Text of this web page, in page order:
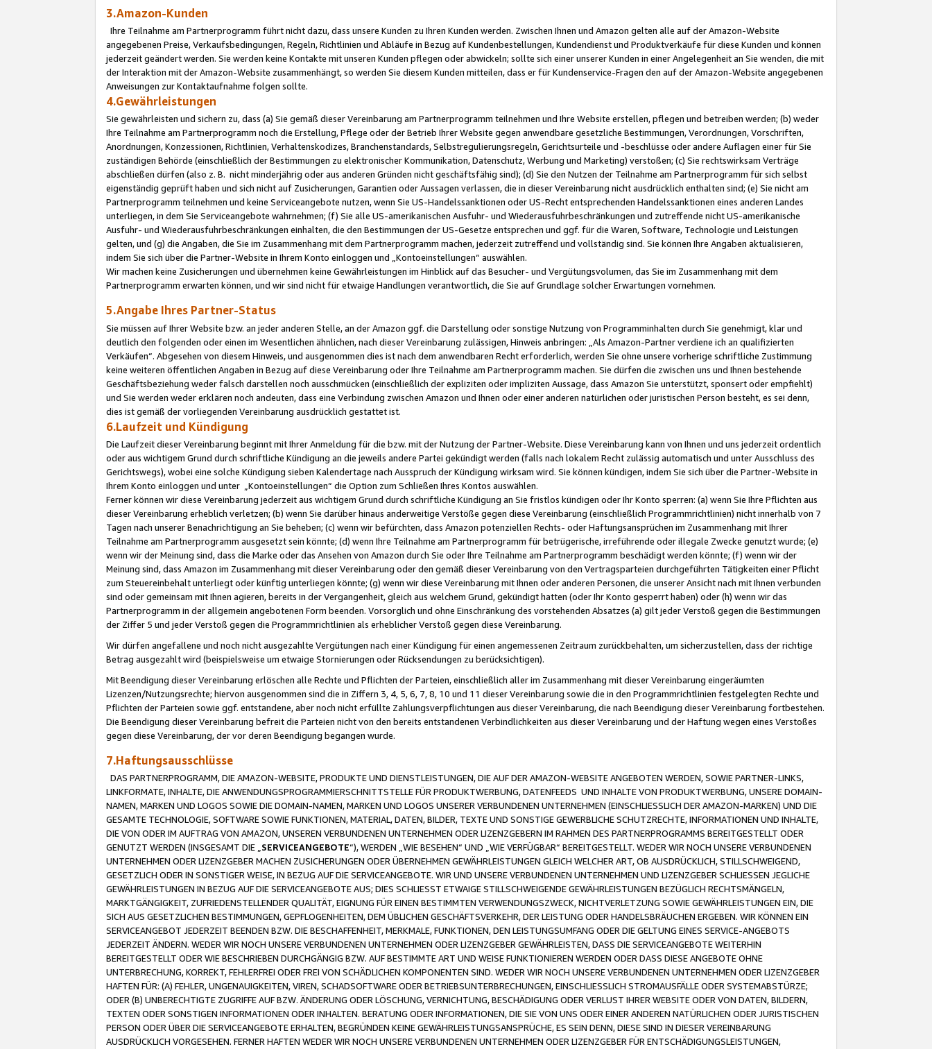
3.Amazon-Kunden
Ihre Teilnahme am Partnerprogramm führt nicht dazu, dass unsere Kunden zu Ihren Kunden werden. Zwischen Ihnen und Amazon gelten alle auf der Amazon-Website
angegebenen Preise, Verkaufsbedingungen, Regeln, Richtlinien und Abläufe in Bezug auf Kundenbestellungen, Kundendienst und Produktverkäufe für diese Kunden und können
jederzeit geändert werden. Sie werden keine Kontakte mit unseren Kunden pflegen oder abwickeln; sollte sich einer unserer Kunden in einer Angelegenheit an Sie wenden, die mit
der Interaktion mit der Amazon-Website zusammenhängt, so werden Sie diesem Kunden mitteilen, dass er für Kundenservice-Fragen den auf der Amazon-Website angegebenen
Anweisungen zur Kontaktaufnahme folgen sollte.
4.Gewährleistungen
Sie gewährleisten und sichern zu, dass (a) Sie gemäß dieser Vereinbarung am Partnerprogramm teilnehmen und Ihre Website erstellen, pflegen und betreiben werden; (b) weder
Ihre Teilnahme am Partnerprogramm noch die Erstellung, Pflege oder der Betrieb Ihrer Website gegen anwendbare gesetzliche Bestimmungen, Verordnungen, Vorschriften,
Anordnungen, Konzessionen, Richtlinien, Verhaltenskodizes, Branchenstandards, Selbstregulierungsregeln, Gerichtsurteile und -beschlüsse oder andere Auflagen einer für Sie
zuständigen Behörde (einschließlich der Bestimmungen zu elektronischer Kommunikation, Datenschutz, Werbung und Marketing) verstoßen; (c) Sie rechtswirksam Verträge
abschließen dürfen (also z. B. nicht minderjährig oder aus anderen Gründen nicht geschäftsfähig sind); (d) Sie den Nutzen der Teilnahme am Partnerprogramm für sich selbst
eigenständig geprüft haben und sich nicht auf Zusicherungen, Garantien oder Aussagen verlassen, die in dieser Vereinbarung nicht ausdrücklich enthalten sind; (e) Sie nicht am
Partnerprogramm teilnehmen und keine Serviceangebote nutzen, wenn Sie US-Handelssanktionen oder US-Recht entsprechenden Handelssanktionen eines anderen Landes
unterliegen, in dem Sie Serviceangebote wahrnehmen; (f) Sie alle US-amerikanischen Ausfuhr- und Wiederausfuhrbeschränkungen und zutreffende nicht US-amerikanische
Ausfuhr- und Wiederausfuhrbeschränkungen einhalten, die den Bestimmungen der US-Gesetze entsprechen und ggf. für die Waren, Software, Technologie und Leistungen
gelten, und (g) die Angaben, die Sie im Zusammenhang mit dem Partnerprogramm machen, jederzeit zutreffend und vollständig sind. Sie können Ihre Angaben aktualisieren,
indem Sie sich über die Partner-Website in Ihrem Konto einloggen und „Kontoeinstellungen“ auswählen.
Wir machen keine Zusicherungen und übernehmen keine Gewährleistungen im Hinblick auf das Besucher- und Vergütungsvolumen, das Sie im Zusammenhang mit dem
Partnerprogramm erwarten können, und wir sind nicht für etwaige Handlungen verantwortlich, die Sie auf Grundlage solcher Erwartungen vornehmen.
5.Angabe Ihres Partner-Status
Sie müssen auf Ihrer Website bzw. an jeder anderen Stelle, an der Amazon ggf. die Darstellung oder sonstige Nutzung von Programminhalten durch Sie genehmigt, klar und
deutlich den folgenden oder einen im Wesentlichen ähnlichen, nach dieser Vereinbarung zulässigen, Hinweis anbringen: „Als Amazon-Partner verdiene ich an qualifizierten
Verkäufen“. Abgesehen von diesem Hinweis, und ausgenommen dies ist nach dem anwendbaren Recht erforderlich, werden Sie ohne unsere vorherige schriftliche Zustimmung
keine weiteren öffentlichen Angaben in Bezug auf diese Vereinbarung oder Ihre Teilnahme am Partnerprogramm machen. Sie dürfen die zwischen uns und Ihnen bestehende
Geschäftsbeziehung weder falsch darstellen noch ausschmücken (einschließlich der expliziten oder impliziten Aussage, dass Amazon Sie unterstützt, sponsert oder empfiehlt)
und Sie werden weder erklären noch andeuten, dass eine Verbindung zwischen Amazon und Ihnen oder einer anderen natürlichen oder juristischen Person besteht, es sei denn,
dies ist gemäß der vorliegenden Vereinbarung ausdrücklich gestattet ist.
6.Laufzeit und Kündigung
Die Laufzeit dieser Vereinbarung beginnt mit Ihrer Anmeldung für die bzw. mit der Nutzung der Partner-Website. Diese Vereinbarung kann von Ihnen und uns jederzeit ordentlich
oder aus wichtigem Grund durch schriftliche Kündigung an die jeweils andere Partei gekündigt werden (falls nach lokalem Recht zulässig automatisch und unter Ausschluss des
Gerichtswegs), wobei eine solche Kündigung sieben Kalendertage nach Ausspruch der Kündigung wirksam wird. Sie können kündigen, indem Sie sich über die Partner-Website in
Ihrem Konto einloggen und unter „Kontoeinstellungen“ die Option zum Schließen Ihres Kontos auswählen.
Ferner können wir diese Vereinbarung jederzeit aus wichtigem Grund durch schriftliche Kündigung an Sie fristlos kündigen oder Ihr Konto sperren: (a) wenn Sie Ihre Pflichten aus
dieser Vereinbarung erheblich verletzen; (b) wenn Sie darüber hinaus anderweitige Verstöße gegen diese Vereinbarung (einschließlich Programmrichtlinien) nicht innerhalb von 7
Tagen nach unserer Benachrichtigung an Sie beheben; (c) wenn wir befürchten, dass Amazon potenziellen Rechts- oder Haftungsansprüchen im Zusammenhang mit Ihrer
Teilnahme am Partnerprogramm ausgesetzt sein könnte; (d) wenn Ihre Teilnahme am Partnerprogramm für betrügerische, irreführende oder illegale Zwecke genutzt wurde; (e)
wenn wir der Meinung sind, dass die Marke oder das Ansehen von Amazon durch Sie oder Ihre Teilnahme am Partnerprogramm beschädigt werden könnte; (f) wenn wir der
Meinung sind, dass Amazon im Zusammenhang mit dieser Vereinbarung oder den gemäß dieser Vereinbarung von den Vertragsparteien durchgeführten Tätigkeiten einer Pflicht
zum Steuereinbehalt unterliegt oder künftig unterliegen könnte; (g) wenn wir diese Vereinbarung mit Ihnen oder anderen Personen, die unserer Ansicht nach mit Ihnen verbunden
sind oder gemeinsam mit Ihnen agieren, bereits in der Vergangenheit, gleich aus welchem Grund, gekündigt hatten (oder Ihr Konto gesperrt haben) oder (h) wenn wir das
Partnerprogramm in der allgemein angebotenen Form beenden. Vorsorglich und ohne Einschränkung des vorstehenden Absatzes (a) gilt jeder Verstoß gegen die Bestimmungen
der Ziffer 5 und jeder Verstoß gegen die Programmrichtlinien als erheblicher Verstoß gegen diese Vereinbarung.
Wir dürfen angefallene und noch nicht ausgezahlte Vergütungen nach einer Kündigung für einen angemessenen Zeitraum zurückbehalten, um sicherzustellen, dass der richtige
Betrag ausgezahlt wird (beispielsweise um etwaige Stornierungen oder Rücksendungen zu berücksichtigen).
Mit Beendigung dieser Vereinbarung erlöschen alle Rechte und Pflichten der Parteien, einschließlich aller im Zusammenhang mit dieser Vereinbarung eingeräumten
Lizenzen/Nutzungsrechte; hiervon ausgenommen sind die in Ziffern 3, 4, 5, 6, 7, 8, 10 und 11 dieser Vereinbarung sowie die in den Programmrichtlinien festgelegten Rechte und
Pflichten der Parteien sowie ggf. entstandene, aber noch nicht erfüllte Zahlungsverpflichtungen aus dieser Vereinbarung, die nach Beendigung dieser Vereinbarung fortbestehen.
Die Beendigung dieser Vereinbarung befreit die Parteien nicht von den bereits entstandenen Verbindlichkeiten aus dieser Vereinbarung und der Haftung wegen eines Verstoßes
gegen diese Vereinbarung, der vor deren Beendigung begangen wurde.
7.Haftungsausschlüsse
DAS PARTNERPROGRAMM, DIE AMAZON-WEBSITE, PRODUKTE UND DIENSTLEISTUNGEN, DIE AUF DER AMAZON-WEBSITE ANGEBOTEN WERDEN, SOWIE PARTNER-LINKS,
LINKFORMATE, INHALTE, DIE ANWENDUNGSPROGRAMMIERSCHNITTSTELLE FÜR PRODUKTWERBUNG, DATENFEEDS UND INHALTE VON PRODUKTWERBUNG, UNSERE DOMAIN-
NAMEN, MARKEN UND LOGOS SOWIE DIE DOMAIN-NAMEN, MARKEN UND LOGOS UNSERER VERBUNDENEN UNTERNEHMEN (EINSCHLIESSLICH DER AMAZON-MARKEN) UND DIE
GESAMTE TECHNOLOGIE, SOFTWARE SOWIE FUNKTIONEN, MATERIAL, DATEN, BILDER, TEXTE UND SONSTIGE GEWERBLICHE SCHUTZRECHTE, INFORMATIONEN UND INHALTE,
DIE VON ODER IM AUFTRAG VON AMAZON, UNSEREN VERBUNDENEN UNTERNEHMEN ODER LIZENZGEBERN IM RAHMEN DES PARTNERPROGRAMMS BEREITGESTELLT ODER
GENUTZT WERDEN (INSGESAMT DIE „ SERVICEANGEBOTE“), WERDEN „WIE BESEHEN“ UND „WIE VERFÜGBAR“ BEREITGESTELLT. WEDER WIR NOCH UNSERE VERBUNDENEN
UNTERNEHMEN ODER LIZENZGEBER MACHEN ZUSICHERUNGEN ODER ÜBERNEHMEN GEWÄHRLEISTUNGEN GLEICH WELCHER ART, OB AUSDRÜCKLICH, STILLSCHWEIGEND,
GESETZLICH ODER IN SONSTIGER WEISE, IN BEZUG AUF DIE SERVICEANGEBOTE. WIR UND UNSERE VERBUNDENEN UNTERNEHMEN UND LIZENZGEBER SCHLIESSEN JEGLICHE
GEWÄHRLEISTUNGEN IN BEZUG AUF DIE SERVICEANGEBOTE AUS; DIES SCHLIESST ETWAIGE STILLSCHWEIGENDE GEWÄHRLEISTUNGEN BEZÜGLICH RECHTSMÄNGELN,
MARKTGÄNGIGKEIT, ZUFRIEDENSTELLENDER QUALITÄT, EIGNUNG FÜR EINEN BESTIMMTEN VERWENDUNGSZWECK, NICHTVERLETZUNG SOWIE GEWÄHRLEISTUNGEN EIN, DIE
SICH AUS GESETZLICHEN BESTIMMUNGEN, GEPFLOGENHEITEN, DEM ÜBLICHEN GESCHÄFTSVERKEHR, DER LEISTUNG ODER HANDELSBRÄUCHEN ERGEBEN. WIR KÖNNEN EIN
SERVICEANGEBOT JEDERZEIT BEENDEN BZW. DIE BESCHAFFENHEIT, MERKMALE, FUNKTIONEN, DEN LEISTUNGSUMFANG ODER DIE GELTUNG EINES SERVICE-ANGEBOTS
JEDERZEIT ÄNDERN. WEDER WIR NOCH UNSERE VERBUNDENEN UNTERNEHMEN ODER LIZENZGEBER GEWÄHRLEISTEN, DASS DIE SERVICEANGEBOTE WEITERHIN
BEREITGESTELLT ODER WIE BESCHRIEBEN DURCHGÄNGIG BZW. AUF BESTIMMTE ART UND WEISE FUNKTIONIEREN WERDEN ODER DASS DIESE ANGEBOTE OHNE
UNTERBRECHUNG, KORREKT, FEHLERFREI ODER FREI VON SCHÄDLICHEN KOMPONENTEN SIND. WEDER WIR NOCH UNSERE VERBUNDENEN UNTERNEHMEN ODER LIZENZGEBER
HAFTEN FÜR: (A) FEHLER, UNGENAUIGKEITEN, VIREN, SCHADSOFTWARE ODER BETRIEBSUNTERBRECHUNGEN, EINSCHLIESSLICH STROMAUSFÄLLE ODER SYSTEMABSTÜRZE;
ODER (B) UNBERECHTIGTE ZUGRIFFE AUF BZW. ÄNDERUNG ODER LÖSCHUNG, VERNICHTUNG, BESCHÄDIGUNG ODER VERLUST IHRER WEBSITE ODER VON DATEN, BILDERN,
TEXTEN ODER SONSTIGEN INFORMATIONEN ODER INHALTEN. BERATUNG ODER INFORMATIONEN, DIE SIE VON UNS ODER EINER ANDEREN NATÜRLICHEN ODER JURISTISCHEN
PERSON ODER ÜBER DIE SERVICEANGEBOTE ERHALTEN, BEGRÜNDEN KEINE GEWÄHRLEISTUNGSANSPRÜCHE, ES SEIN DENN, DIESE SIND IN DIESER VEREINBARUNG
AUSDRÜCKLICH VORGESEHEN. FERNER HAFTEN WEDER WIR NOCH UNSERE VERBUNDENEN UNTERNEHMEN ODER LIZENZGEBER FÜR ENTSCHÄDIGUNGSLEISTUNGEN,